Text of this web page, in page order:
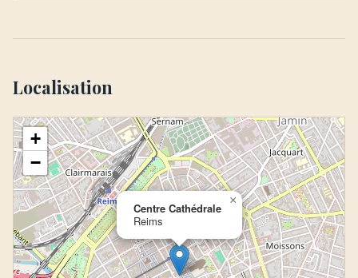
Localisation
Centre Cathédrale
Reims
×
+
−